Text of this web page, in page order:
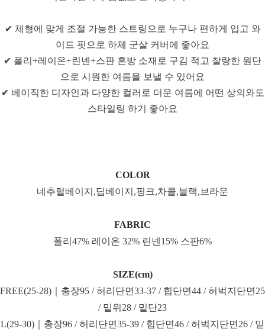
✔ 체형에 맞게 조절 가능한 스트링으로 누구나 편하게 입고 와
이드 핏으로 하체 군살 커버에 좋아요
✔ 폴리+레이온+린넨+스판 혼방 소재로 구김 적고 찰랑한 원단
으로 시원한 여름을 보낼 수 있어요
✔ 베이직한 디자인과 다양한 컬러로 더운 여름에 어떤 상의와도
스타일링 하기 좋아요
COLOR
네추럴베이지,딥베이지,핑크,차콜,블랙,브라운
FABRIC
폴리47% 레이온 32% 린넨15% 스판6%
SIZE(cm)
FREE(25-28)｜총장95 / 허리단면33-37 / 힙단면44 / 허벅지단면25
/ 밑위28 / 밑단23
L(29-30)｜총장96 / 허리단면35-39 / 힙단면46 / 허벅지단면26 / 밑